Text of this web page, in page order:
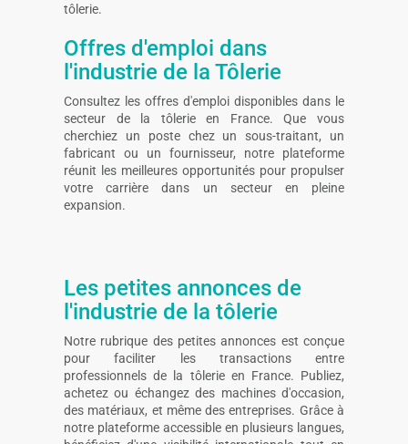
tôlerie.
Offres d'emploi dans
l'industrie de la Tôlerie
Consultez les offres d'emploi disponibles dans le
secteur de la tôlerie en France. Que vous
cherchiez un poste chez un sous-traitant, un
fabricant ou un fournisseur, notre plateforme
réunit les meilleures opportunités pour propulser
votre carrière dans un secteur en pleine
expansion.
Les petites annonces de
l'industrie de la tôlerie
Notre rubrique des petites annonces est conçue
pour faciliter les transactions entre
professionnels de la tôlerie en France. Publiez,
achetez ou échangez des machines d'occasion,
des matériaux, et même des entreprises. Grâce à
notre plateforme accessible en plusieurs langues,